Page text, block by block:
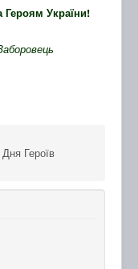
Героям України!
Героїв